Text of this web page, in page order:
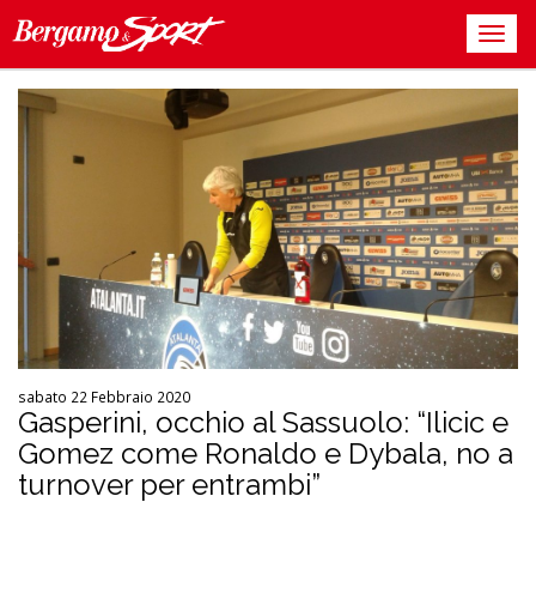
sabato 22 Febbraio 2020
Gasperini, occhio al Sassuolo: “Ilicic e
Gomez come Ronaldo e Dybala, no a
turnover per entrambi”